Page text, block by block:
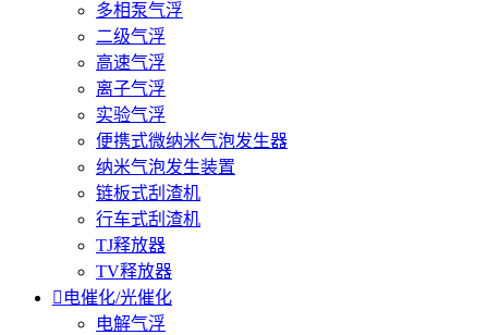
多相泵气浮
二级气浮
高速气浮
离子气浮
实验气浮
便携式微纳米气泡发生器
纳米气泡发生装置
链板式刮渣机
行车式刮渣机
TJ释放器
TV释放器
 电催化/光催化
电解气浮